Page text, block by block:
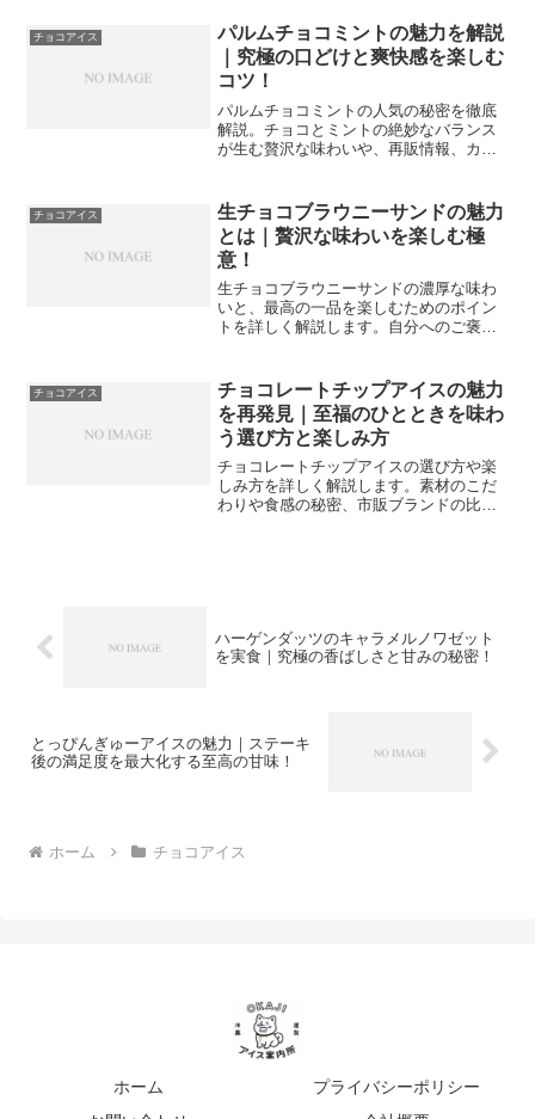
な一品を見つけるための、専門家による
選び方のポイントも必見です。
チョコアイス
パルムチョコミントの魅力を解説
｜究極の口どけと爽快感を楽しむ
コツ！
パルムチョコミントの人気の秘密を徹底
解説。チョコとミントの絶妙なバランス
が生む贅沢な味わいや、再販情報、カロ
る最高の食べ方やアレンジも紹介しま
す。この記事を読めば、パルムの魅力を
再発見できるはずです。
チョコアイス
生チョコブラウニーサンドの魅力
とは｜贅沢な味わいを楽しむ極
意！
生チョコブラウニーサンドの濃厚な味わ
いと、最高の一品を楽しむためのポイン
トを詳しく解説します。自分へのご褒美
た。お取り寄せや手作りで失敗しないた
めのコツを学び、贅沢なティータイムを
過ごしましょう。
チョコアイス
チョコレートチップアイスの魅力
を再発見｜至福のひとときを味わ
う選び方と楽しみ方
チョコレートチップアイスの選び方や楽
しみ方を詳しく解説します。素材のこだ
わりや食感の秘密、市販ブランドの比較
ハーゲンダッツのキャラメルノワゼット
を実食｜究極の香ばしさと甘みの秘密！
とっぴんぎゅーアイスの魅力｜ステーキ
後の満足度を最大化する至高の甘味！
ホーム チョコアイス
ホーム
プライバシーポリシー